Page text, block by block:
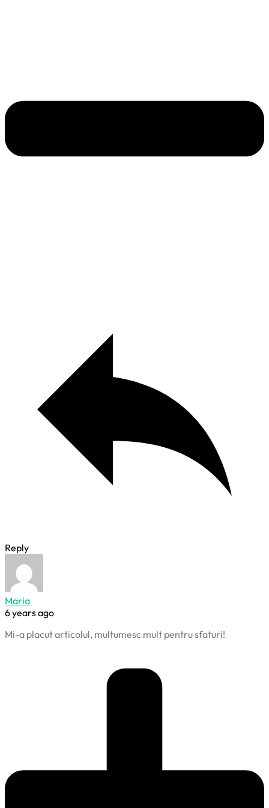
Reply
Maria
6 years ago
Mi-a placut articolul, multumesc mult pentru sfaturi!